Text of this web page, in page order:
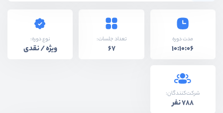
مدت دوره
10:10:06
تعداد جلسات:
67
نوع دوره:
ویژه / نقدی
شرکت‌کنندگان:
788 نفر